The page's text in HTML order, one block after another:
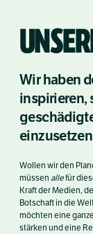
Wir haben
inspirieren,
Wollen wir den
müssen allefür
Kraft der Medien,
Botschaft in die
möchten eine
stärken und eine